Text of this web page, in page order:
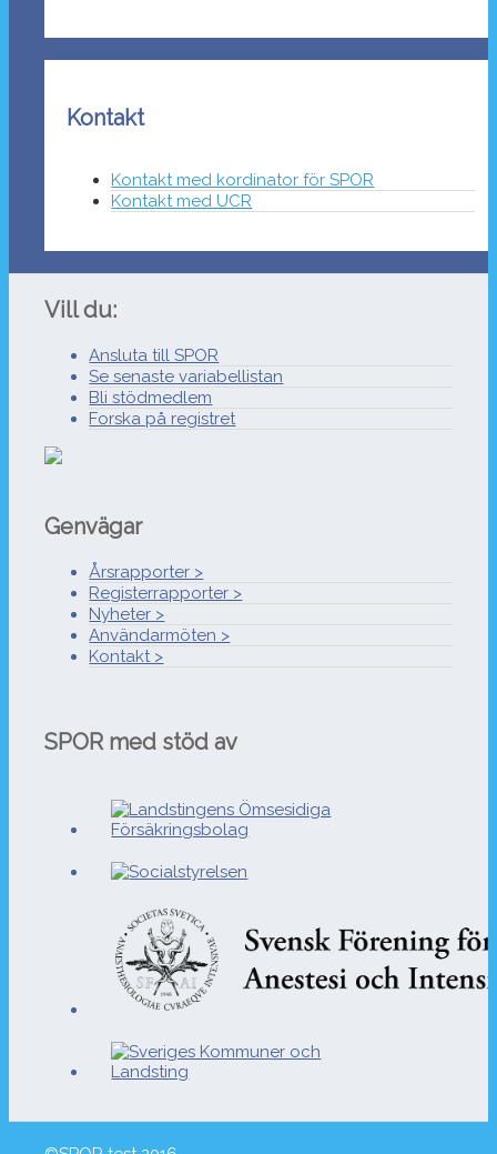
Kontakt
Kontakt med kordinator för SPOR
Kontakt med UCR
Vill du:
Ansluta till SPOR
Se senaste variabellistan
Bli stödmedlem
Forska på registret
Genvägar
Årsrapporter >
Registerrapporter >
Nyheter >
Användarmöten >
Kontakt >
SPOR med stöd av